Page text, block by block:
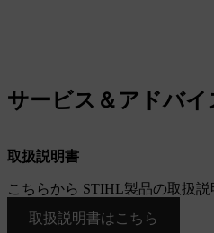
サービス＆アドバイ
取扱説明書
こちらから STIHL製品の取扱説
取扱説明書はこちら